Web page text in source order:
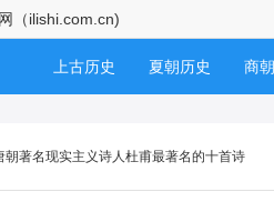
（ilishi.com.cn)
上古历史 夏朝历史 商
朝著名现实主义诗人杜甫最著名的十首诗